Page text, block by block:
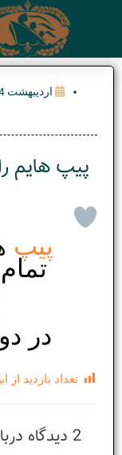
اردیبهشت 24, 1403
پیپ هایم
پیپ
در
تعداد بازدید
2 دیدگاه دربارهٔ «پیپ هایم را آتش زدم»